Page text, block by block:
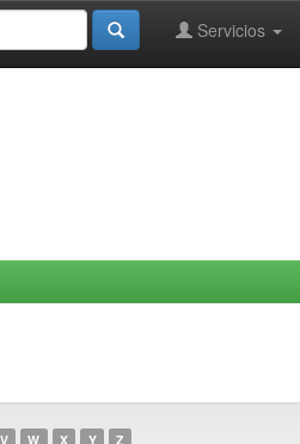
Servicios
V W X Y Z